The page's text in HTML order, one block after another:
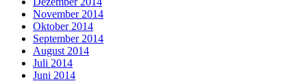
November 2014
Oktober 2014
September 2014
August 2014
Juli 2014
Juni 2014